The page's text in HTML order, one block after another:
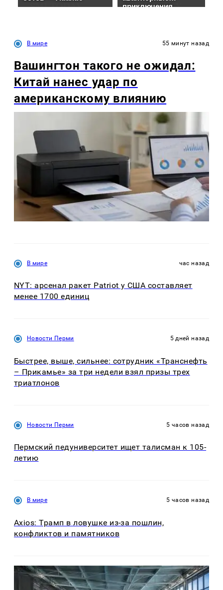
В мире 55 минут назад
Вашингтон такого не ожидал:
Китай нанес удар по
американскому влиянию
В мире час назад
NYT: арсенал ракет Patriot у США составляет
менее 1700 единиц
Новости Перми 5 дней назад
Быстрее, выше, сильнее: сотрудник «Транснефть
– Прикамье» за три недели взял призы трех
триатлонов
Новости Перми 5 часов назад
Пермский педуниверситет ищет талисман к 105-
летию
В мире 5 часов назад
Axios: Трамп в ловушке из-за пошлин,
конфликтов и памятников